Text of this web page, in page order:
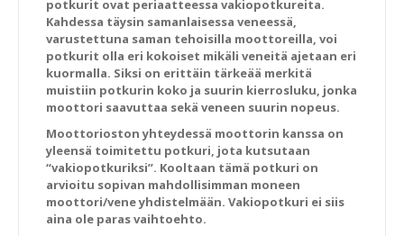
potkurit ovat periaatteessa vakiopotkureita.
Kahdessa täysin samanlaisessa veneessä,
varustettuna saman tehoisilla moottoreilla, voi
potkurit olla eri kokoiset mikäli veneitä ajetaan eri
kuormalla. Siksi on erittäin tärkeää merkitä
muistiin potkurin koko ja suurin kierrosluku, jonka
moottori saavuttaa sekä veneen suurin nopeus.
Moottorioston yhteydessä moottorin kanssa on
yleensä toimitettu potkuri, jota kutsutaan
“vakiopotkuriksi”. Kooltaan tämä potkuri on
arvioitu sopivan mahdollisimman moneen
moottori/vene yhdistelmään. Vakiopotkuri ei siis
aina ole paras vaihtoehto.